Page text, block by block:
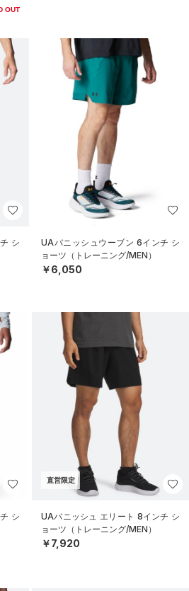
OUT
シ
UAバニッシュウーブン 6インチ シ
ョーツ（トレーニング/MEN）
￥6,050
シ
直営限定
UAバニッシュ エリート 8インチ シ
ョーツ（トレーニング/MEN）
￥7,920